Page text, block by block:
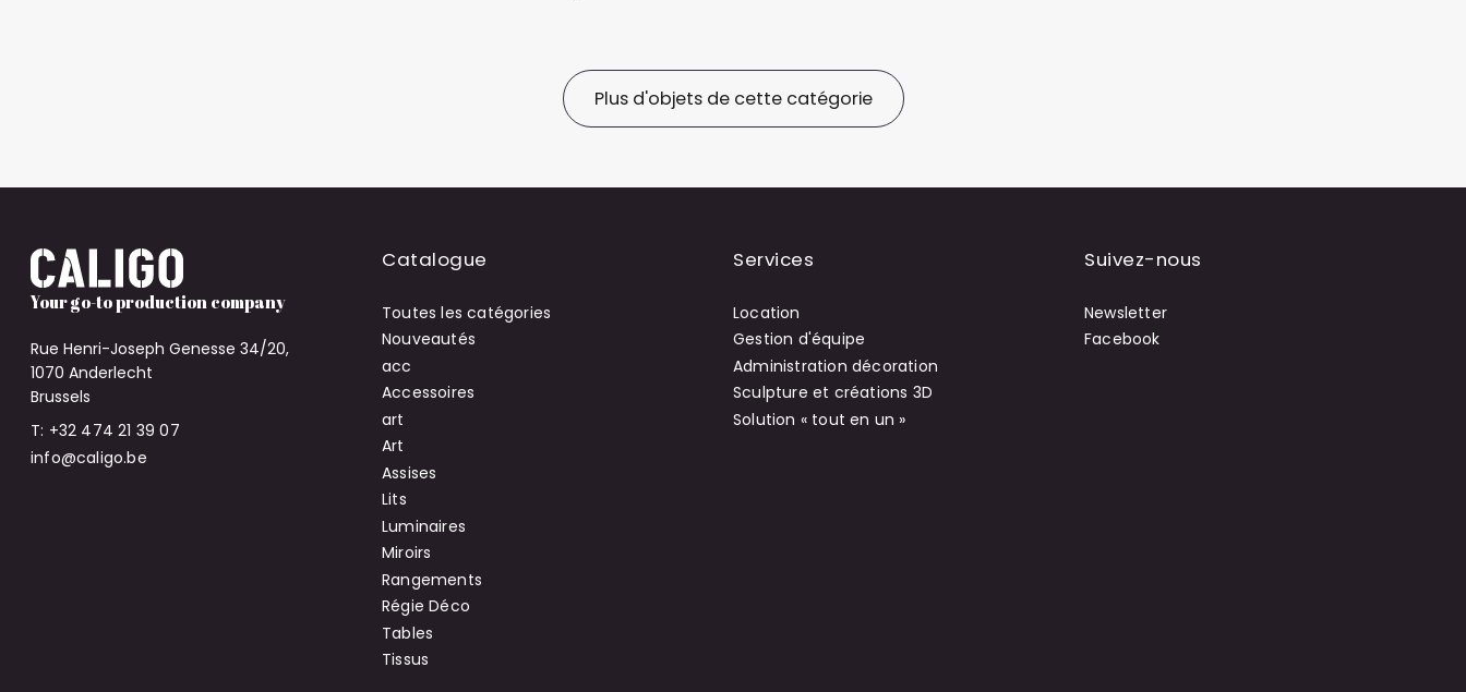
Plus d'objets de cette catégorie
Your go-to production company
Rue Henri-Joseph Genesse 34/20,
1070 Anderlecht
Brussels
T: +32 474 21 39 07
info@caligo.be
Catalogue
Toutes les catégories
Nouveautés
acc
Accessoires
art
Art
Assises
Lits
Luminaires
Miroirs
Rangements
Régie Déco
Tables
Tissus
Services
Location
Gestion d'équipe
Administration décoration
Sculpture et créations 3D
Solution « tout en un »
Suivez-nous
Newsletter
Facebook